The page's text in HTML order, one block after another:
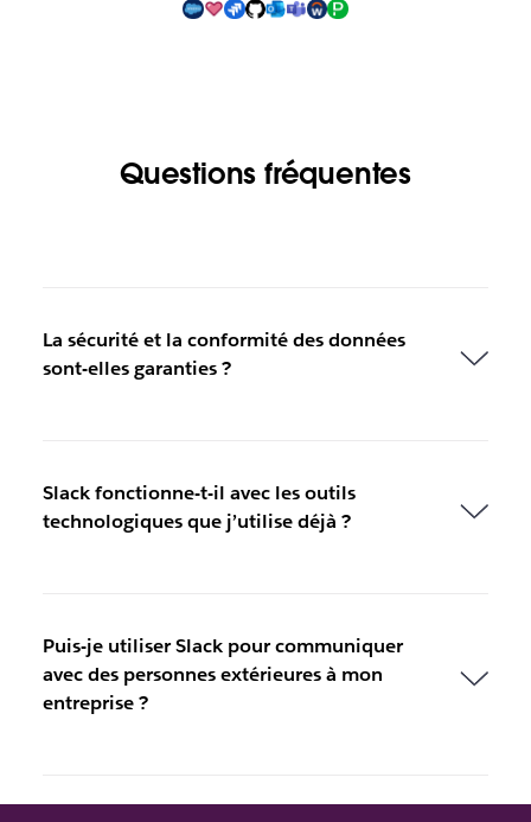
Questions fréquentes
La sécurité et la conformité des données
sont-elles garanties ?
Slack fonctionne-t-il avec les outils
technologiques que j’utilise déjà ?
Puis-je utiliser Slack pour communiquer
avec des personnes extérieures à mon
entreprise ?